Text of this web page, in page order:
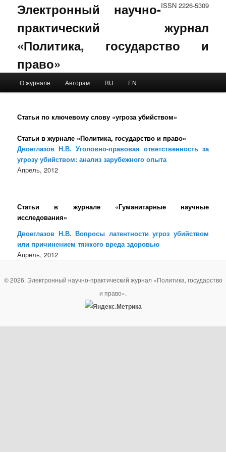
ISSN 2226-5309
Электронный научно-
практический журнал
«Политика, государство и
право»
Skip to primary content
Skip to secondary content
О журнале Авторам RU EN
Статьи по ключевому слову «угроза убийством»
Статьи в журнале «Политика, государство и право»
Двоеглазов Н.В. Уголовно-правовая ответственность за
угрозу убийством: анализ зарубежного опыта
Апрель, 2012
Статьи в журнале «Гуманитарные научные
исследования»
Двоеглазов Н.В. Вопросы латентности угроз убийством
или причинением тяжкого вреда здоровью
Апрель, 2012
© 2026. Электронный научно-практический журнал «Политика, государство
и право».